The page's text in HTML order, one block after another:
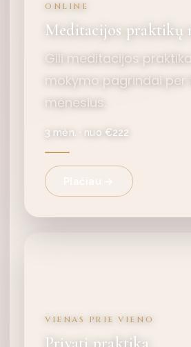
ONLINE
Meditacijos praktikų
Gili meditacijos
mokymo pagrindai per
mėnesius.
3 mėn. · nuo €222
VIENAS PRIE VIENO